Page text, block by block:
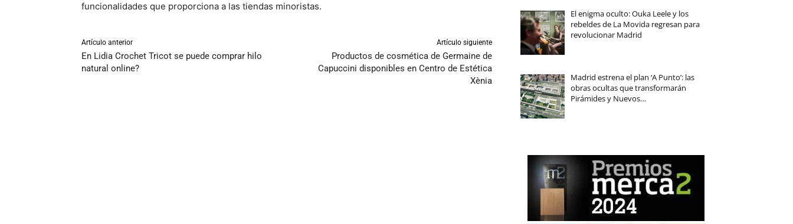
funcionalidades que proporciona a las tiendas minoristas.
Artículo anterior
En Lidia Crochet Tricot se puede comprar hilo
natural online?
Artículo siguiente
Productos de cosmética de Germaine de
Capuccini disponibles en Centro de Estética
Xènia
El enigma oculto: Ouka Leele y los
rebeldes de La Movida regresan para
revolucionar Madrid
Madrid estrena el plan ‘A Punto’: las
obras ocultas que transformarán
Pirámides y Nuevos…